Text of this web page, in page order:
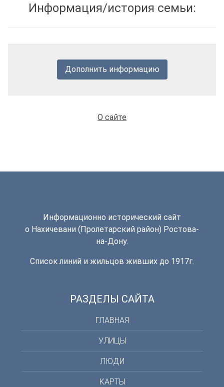
Информация/история семьи:
Дополнить информацию
О сайте
Информационно исторический сайт
о Нахичевани (Пролетарский район) Ростова-
на-Дону.
Список линий и жильцов живших до 1917г.
РАЗДЕЛЫ САЙТА
ГЛАВНАЯ
УЛИЦЫ
ЛЮДИ
КАРТЫ